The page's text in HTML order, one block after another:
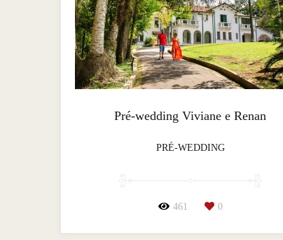
Pré-wedding Viviane e Renan
PRÉ-WEDDING
461 0